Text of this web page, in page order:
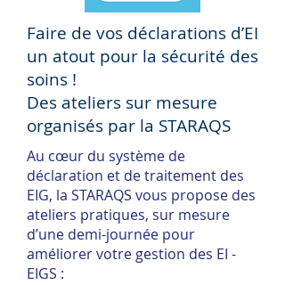
Faire de vos déclarations d’EI
un atout pour la sécurité des
soins !
Des ateliers sur mesure
organisés par la STARAQS
Au cœur du système de
déclaration et de traitement des
EIG, la STARAQS vous propose des
ateliers pratiques, sur mesure
d’une demi-journée pour
améliorer votre gestion des EI -
EIGS :